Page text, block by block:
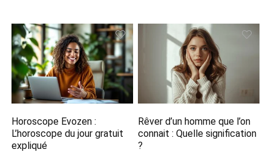
Horoscope Evozen :
L’horoscope du jour gratuit
expliqué
Rêver d’un homme que l’on
connait : Quelle signification
?